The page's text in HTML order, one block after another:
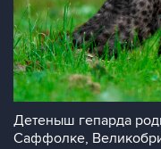
Детеныш гепарда
Саффолке,